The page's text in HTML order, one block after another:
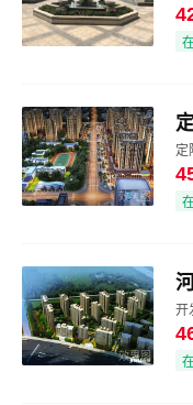
效果图
效果图
定
效果图
开